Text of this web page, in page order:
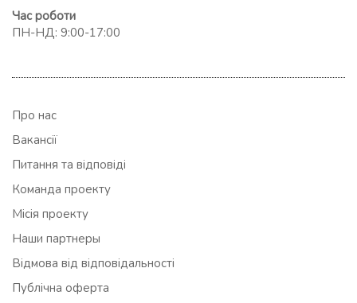
Час роботи
ПН-НД: 9:00-17:00
Про нас
Вакансії
Питання та відповіді
Команда проекту
Місія проекту
Наши партнеры
Відмова від відповідальності
Публічна оферта